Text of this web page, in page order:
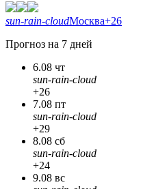
sun-rain-cloudМосква+26
Прогноз на 7 дней
6.08 чт
sun-rain-cloud
+26
7.08 пт
sun-rain-cloud
+29
8.08 сб
sun-rain-cloud
+24
9.08 вс